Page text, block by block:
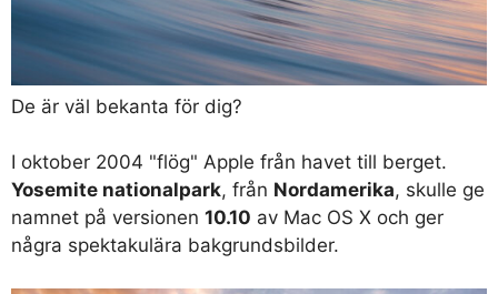
De är väl bekanta för dig?
I oktober 2004 "flög" Apple från havet till berget.
Yosemite nationalpark, från Nordamerika, skulle ge
namnet på versionen 10.10 av Mac OS X och ger
några spektakulära bakgrundsbilder.